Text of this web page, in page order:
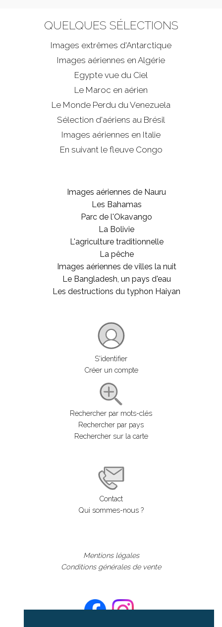
QUELQUES SÉLECTIONS
Images extrêmes d'Antarctique
Images aériennes en Algérie
Egypte vue du Ciel
Le Maroc en aérien
Le Monde Perdu du Venezuela
Sélection d'aériens au Brésil
Images aériennes en Italie
En suivant le fleuve Congo
Images aériennes de Nauru
Les Bahamas
Parc de l'Okavango
La Bolivie
L'agriculture traditionnelle
La pêche
Images aériennes de villes la nuit
Le Bangladesh, un pays d'eau
Les destructions du typhon Haiyan
S'identifier
Créer un compte
Rechercher par mots-clés
Rechercher par pays
Rechercher sur la carte
Contact
Qui sommes-nous ?
Mentions légales
Conditions générales de vente